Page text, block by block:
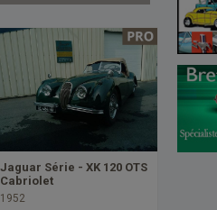
Jaguar Série - XK 120 OTS
Cabriolet
1952